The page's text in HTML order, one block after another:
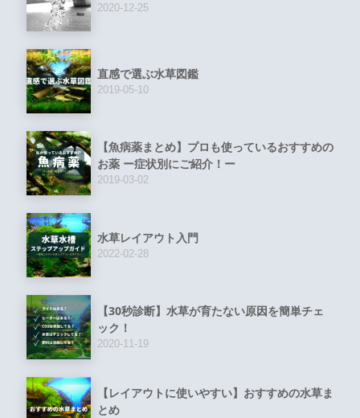
2020-12-25
直感で選ぶ水草図鑑
2019-05-10
【魚病薬まとめ】プロも使っているおすすめの
お薬 ー症状別にご紹介！ー
2019-03-02
水草レイアウト入門
2022-02-28
【30秒診断】水草が育たない原因を簡単チェ
ック！
2020-11-19
【レイアウトに使いやすい】おすすめの水草ま
とめ